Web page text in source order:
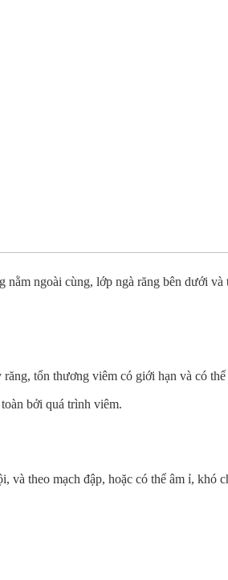
ngoài cùng, lớp ngà răng bên dưới
tổn thương viêm có giới hạn và có
bởi quá trình viêm.
và theo mạch đập, hoặc có thể âm ỉ, khó